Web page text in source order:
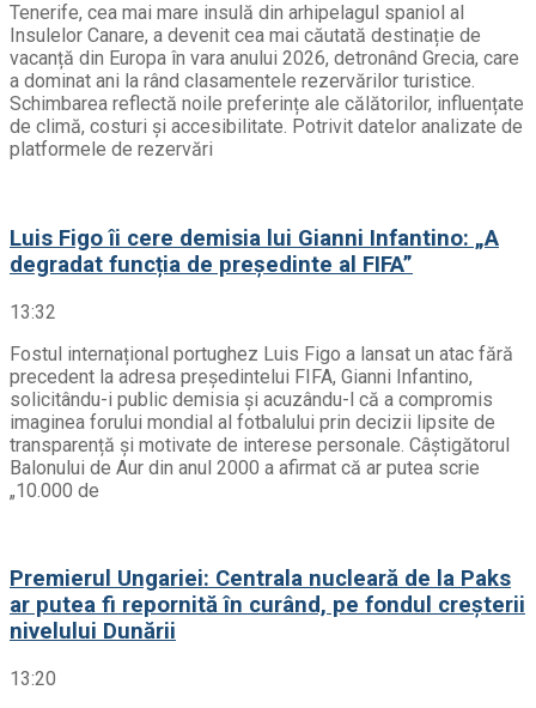
Tenerife, cea mai mare insulă din arhipelagul spaniol al
Insulelor Canare, a devenit cea mai căutată destinație de
vacanță din Europa în vara anului 2026, detronând Grecia, care
a dominat ani la rând clasamentele rezervărilor turistice.
Schimbarea reflectă noile preferințe ale călătorilor, influențate
de climă, costuri și accesibilitate. Potrivit datelor analizate de
platformele de rezervări
Luis Figo îi cere demisia lui Gianni Infantino: „A
degradat funcția de președinte al FIFA”
13:32
Fostul internațional portughez Luis Figo a lansat un atac fără
precedent la adresa președintelui FIFA, Gianni Infantino,
solicitându-i public demisia și acuzându-l că a compromis
imaginea forului mondial al fotbalului prin decizii lipsite de
transparență și motivate de interese personale. Câștigătorul
Balonului de Aur din anul 2000 a afirmat că ar putea scrie
„10.000 de
Premierul Ungariei: Centrala nucleară de la Paks
ar putea fi repornită în curând, pe fondul creșterii
nivelului Dunării
13:20